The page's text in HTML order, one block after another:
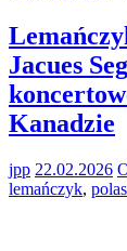
Jacues
Kanadzie
jpp 22.02.2026
lemańczyk,